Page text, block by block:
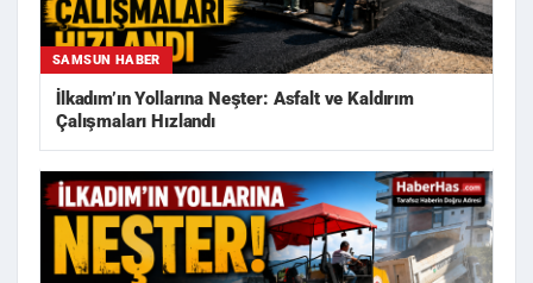
SAMSUN HABER
İlkadım’ın Yollarına Neşter: Asfalt ve Kaldırım
Çalışmaları Hızlandı